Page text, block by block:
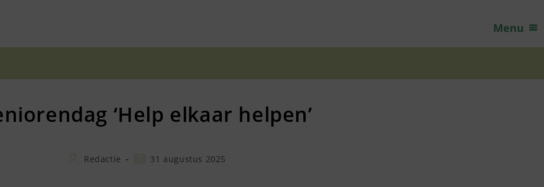
Menu
‘Help elkaar helpen’
BerichtRedactie
Bericht31 augustus 2025